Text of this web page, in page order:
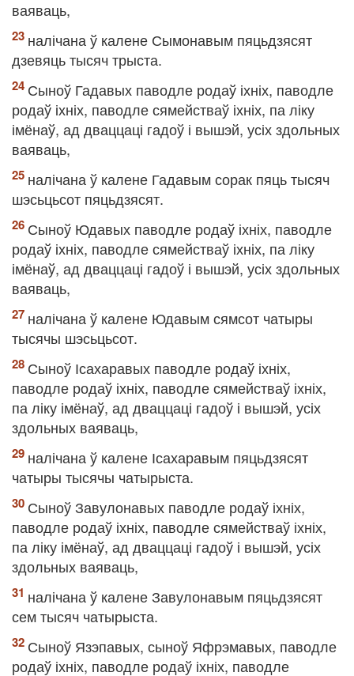
ваяваць,
налічана ў калене Сымонавым пяцьдзясят
дзевяць тысяч трыста.
Сыноў Гадавых паводле родаў іхніх, паводле
родаў іхніх, паводле сямействаў іхніх, па ліку
імёнаў, ад дваццаці гадоў і вышэй, усіх здольных
ваяваць,
налічана ў калене Гадавым сорак пяць тысяч
шэсьцьсот пяцьдзясят.
Сыноў Юдавых паводле родаў іхніх, паводле
родаў іхніх, паводле сямействаў іхніх, па ліку
імёнаў, ад дваццаці гадоў і вышэй, усіх здольных
ваяваць,
налічана ў калене Юдавым сямсот чатыры
тысячы шэсьцьсот.
Сыноў Ісахаравых паводле родаў іхніх,
паводле родаў іхніх, паводле сямействаў іхніх,
па ліку імёнаў, ад дваццаці гадоў і вышэй, усіх
здольных ваяваць,
налічана ў калене Ісахаравым пяцьдзясят
чатыры тысячы чатырыста.
Сыноў Завулонавых паводле родаў іхніх,
паводле родаў іхніх, паводле сямействаў іхніх,
па ліку імёнаў, ад дваццаці гадоў і вышэй, усіх
здольных ваяваць,
налічана ў калене Завулонавым пяцьдзясят
сем тысяч чатырыста.
Сыноў Язэпавых, сыноў Яфрэмавых, паводле
родаў іхніх, паводле родаў іхніх, паводле